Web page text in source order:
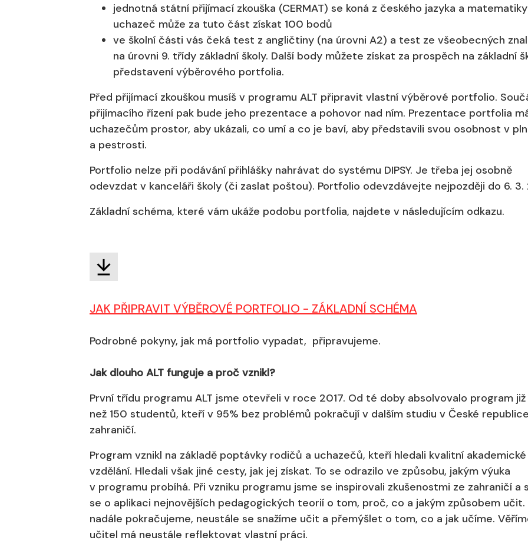
jednotná státní přijímací zkouška (CERMAT) se koná z českého jazyka a
uchazeč může za tuto část získat 100 bodů
ve školní části vás čeká test z angličtiny (na úrovni A2) a test ze všeobecných
na úrovni 9. třídy základní školy. Další body můžete získat za prospěch na základní
představení výběrového portfolia.
Před přijímací zkouškou musíš v programu ALT připravit vlastní výběrové portfolio.
přijímacího řízení pak bude jeho prezentace a pohovor nad ním. Prezentace portfolia
uchazečům prostor, aby ukázali, co umí a co je baví, aby představili svou osobnost v
a pestrosti.
Portfolio nelze při podávání přihlášky nahrávat do systému DIPSY. Je třeba jej osobně
odevzdat v kanceláři školy (či zaslat poštou). Portfolio odevzdávejte nejpozději do 6. 3.
Základní schéma, které vám ukáže podobu portfolia, najdete v následujícím odkazu.
JAK PŘIPRAVIT VÝBĚROVÉ PORTFOLIO - ZÁKLADNÍ SCHÉMA
Podrobné pokyny, jak má portfolio vypadat, připravujeme.
Jak dlouho ALT funguje a proč vznikl?
První třídu programu ALT jsme otevřeli v roce 2017. Od té doby absolvovalo program
než 150 studentů, kteří v 95% bez problémů pokračují v dalším studiu v České
zahraničí.
Program vznikl na základě poptávky rodičů a uchazečů, kteří hledali kvalitní akademické
vzdělání. Hledali však jiné cesty, jak jej získat. To se odrazilo ve způsobu, jakým výuka
v programu probíhá. Při vzniku programu jsme se inspirovali zkušenostmi ze zahraničí a
se o aplikaci nejnovějších pedagogických teorií o tom, proč, co a jakým způsobem
nadále pokračujeme, neustále se snažíme učit a přemýšlet o tom, co a jak učíme.
učitel má neustále reflektovat vlastní práci.